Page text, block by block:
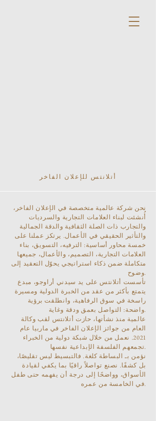
أتلانتس للإعلان الفاخر
نحن شركة عالمية متخصصة في الإعلان الفاخر،
أُنشئت لبناء العلامات التجارية والسرديات
والتجارب ذات الصلة الثقافية والدقة الجمالية
والتأثير الحقيقي في الأعمال. يرتكز عملنا على
خمسة محاور أساسية: الترفيه، التسويق، بناء
العلامات التجارية، التصميم، والأعمال، جميعها
متكاملة ضمن ذكاء استراتيجي يحوّل التعقيد إلى
وضوح.
تأسست أتلانتس على يد سيدني أراوجو، مبدع
يتمتع بأكثر من عقد من الخبرة الدولية ومسيرة
راسخة في سوق الرفاهية، وانطلقت برؤية
واضحة: التواصل بعمق ودقة وغاية.
عالمية منذ نشأتها، حازت أتلانتس لقب وكالة
العام من جوائز الإعلان الفاخر في ماربيا عام
2021. نعمل من خلال شبكة دولية من الخبراء
تجمعهم الفلسفة الإبداعية نفسها.
نؤمن بـ البساطة كلغة. فالتبسيط ليس تقليصًا،
بل كشفًا. نصنع تواصلاً راقيًا بما يكفي لقيادة
الأسواق، وواضحًا إلى درجة أن يفهمه حتى طفل
في الخامسة من عمره.